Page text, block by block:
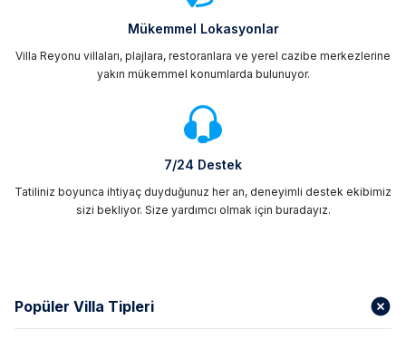
Mükemmel Lokasyonlar
Villa Reyonu villaları, plajlara, restoranlara ve yerel cazibe merkezlerine
yakın mükemmel konumlarda bulunuyor.
7/24 Destek
Tatiliniz boyunca ihtiyaç duyduğunuz her an, deneyimli destek ekibimiz
sizi bekliyor. Size yardımcı olmak için buradayız.
Popüler Villa Tipleri